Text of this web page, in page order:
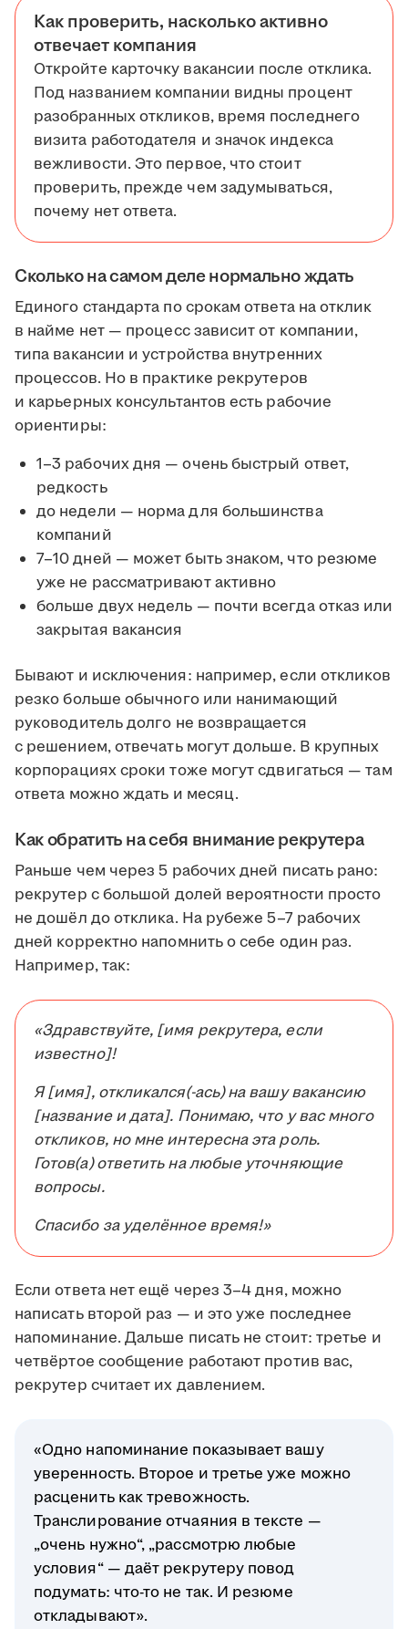
Как проверить, насколько активно
отвечает компания
Откройте карточку вакансии после отклика.
Под названием компании видны процент
разобранных откликов, время последнего
визита работодателя и значок индекса
вежливости. Это первое, что стоит
проверить, прежде чем задумываться,
почему нет ответа.
Сколько на самом деле нормально ждать
Единого стандарта по срокам ответа на отклик
в найме нет — процесс зависит от компании,
типа вакансии и устройства внутренних
процессов. Но в практике рекрутеров
и карьерных консультантов есть рабочие
ориентиры:
1–3 рабочих дня — очень быстрый ответ,
редкость
до недели — норма для большинства
компаний
7–10 дней — может быть знаком, что резюме
уже не рассматривают активно
больше двух недель — почти всегда отказ или
закрытая вакансия
Бывают и исключения: например, если откликов
резко больше обычного или нанимающий
руководитель долго не возвращается
с решением, отвечать могут дольше. В крупных
корпорациях сроки тоже могут сдвигаться — там
ответа можно ждать и месяц.
Как обратить на себя внимание рекрутера
Раньше чем через 5 рабочих дней писать рано:
рекрутер с большой долей вероятности просто
не дошёл до отклика. На рубеже 5–7 рабочих
дней корректно напомнить о себе один раз.
Например, так:
«Здравствуйте, [имя рекрутера, если
известно]!
Я [имя], откликался(-ась) на вашу вакансию
[название и дата]. Понимаю, что у вас много
откликов, но мне интересна эта роль.
Готов(а) ответить на любые уточняющие
вопросы.
Спасибо за уделённое время!»
Если ответа нет ещё через 3–4 дня, можно
написать второй раз — и это уже последнее
напоминание. Дальше писать не стоит: третье и
четвёртое сообщение работают против вас,
рекрутер считает их давлением.
«Одно напоминание показывает вашу
уверенность. Второе и третье уже можно
расценить как тревожность.
Транслирование отчаяния в тексте —
„очень нужно“, „рассмотрю любые
условия“ — даёт рекрутеру повод
подумать: что-то не так. И резюме
откладывают».